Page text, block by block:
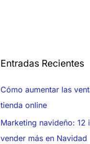
Entradas Recientes
Cómo aumentar las
tienda online
Marketing navideño: 12
vender más en Navidad